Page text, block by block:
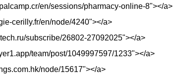
en/sessions/pharmacy-online-8"></a>
cerilly.fr/en/node/4240"></a>
subscribe/26802-27092025"></a>
team/post/1049997597/1233"></a>
node/15617"></a>